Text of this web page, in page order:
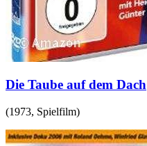
Die Taube auf dem Dach
(1973, Spielfilm)